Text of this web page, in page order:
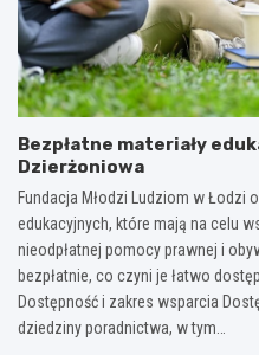
Bezpłatne materiały
Dzierżoniowa
Fundacja Młodzi Ludziom w Łodzi
edukacyjnych, które mają na celu
nieodpłatnej pomocy prawnej i
bezpłatnie, co czyni je łatwo
Dostępność i zakres wsparcia
dziedziny poradnictwa, w tym…